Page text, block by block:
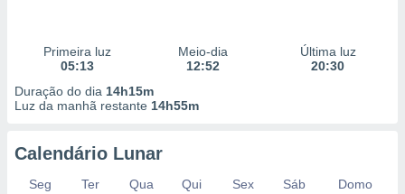
Primeira luz
05:13
Meio-dia
12:52
Última luz
20:30
Duração do dia 14h15m
Luz da manhã restante 14h55m
Calendário Lunar
Seg Ter Qua Qui Sex Sáb
Domo